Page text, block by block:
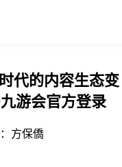
代的内容生态变
游会官方登录
方保僑